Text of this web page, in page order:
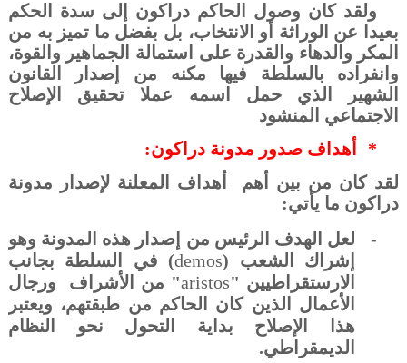
ولقد كان وصول الحاكم دراكون
إلى سدة الحكم
بعيدا عن الوراثة أو الانتخاب، بل بفضل ما تميز به من
المكر والدهاء والقدرة على استمالة الجماهير والقوة،
وانفراده بالسلطة فيها مكنه من إصدار القانون
الشهير الذي حمل اسمه عملا تحقيق الإصلاح
الاجتماعي المنشود
*
أهداف صدور مدونة دراكون:
لقد كان من بين أهم
أهداف المعلنة لإصدار مدونة
دراكون ما يأتي:
-
لعل الهدف الرئيس من إصدار هذه المدونة وهو
إشراك الشعب (demos) في السلطة بجانب
الارستقراطيين "
aristos" من الأشراف
ورجال
الأعمال الذين كان الحاكم من طبقتهم، ويعتبر
هذا الإصلاح بداية التحول نحو النظام
الديمقراطي.